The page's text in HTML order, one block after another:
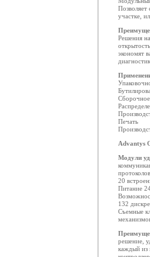
Позволяет
участке,
Решения
экономят
Печать
Advantys
Модули
20
Питание
132
Съемные
решение,
каждый из